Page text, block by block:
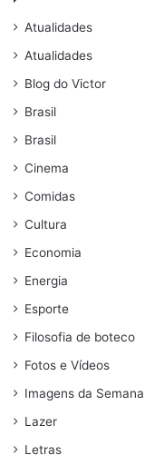
Atualidades
Atualidades
Blog do Victor
Brasil
Brasil
Cinema
Comidas
Cultura
Economia
Energia
Esporte
Filosofia de boteco
Fotos e Vídeos
Imagens da Semana
Lazer
Letras